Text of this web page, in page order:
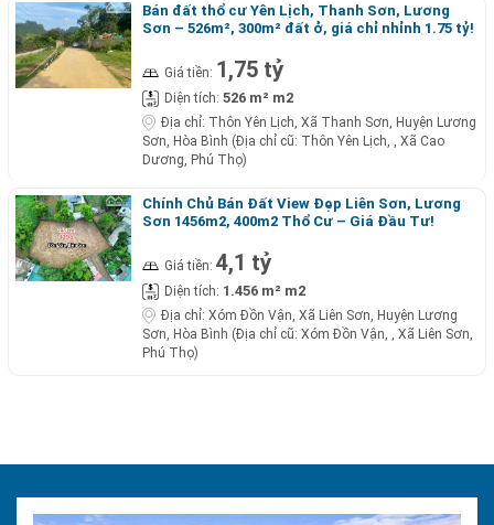
Bán đất thổ cư Yên Lịch, Thanh Sơn, Lương
Sơn – 526m², 300m² đất ở, giá chỉ nhỉnh 1.75 tỷ!
Giá tiền: 1,75 tỷ
Diện tích: 526 m² m2
Địa chỉ: Thôn Yên Lịch, Xã Thanh Sơn, Huyện Lương
Sơn, Hòa Bình (Địa chỉ cũ: Thôn Yên Lịch, , Xã Cao
Dương, Phú Thọ)
Chính Chủ Bán Đất View Đẹp Liên Sơn, Lương
Sơn 1456m2, 400m2 Thổ Cư – Giá Đầu Tư!
Giá tiền: 4,1 tỷ
Diện tích: 1.456 m² m2
Địa chỉ: Xóm Đồn Vận, Xã Liên Sơn, Huyện Lương
Sơn, Hòa Bình (Địa chỉ cũ: Xóm Đồn Vận, , Xã Liên Sơn,
Phú Thọ)